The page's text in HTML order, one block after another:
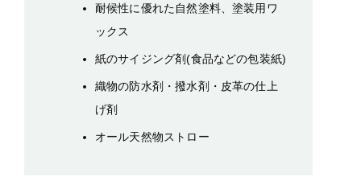
耐候性に優れた自然塗料、塗装用ワ
ックス
紙のサイジング剤(食品などの包装紙)
織物の防水剤・撥水剤・皮革の仕上
げ剤
オール天然物ストロー